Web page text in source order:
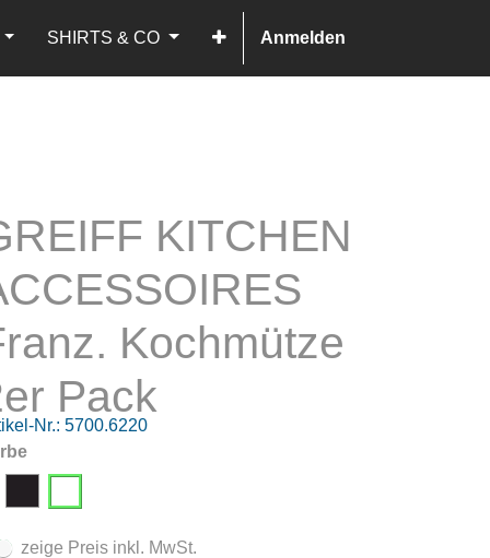
SHIRTS & CO Anmelden
KITCHEN
Kochmütze
Pack
Nr.: 5700.6220
zeige Preis inkl. MwSt.